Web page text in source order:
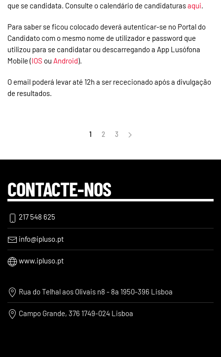
que se candidata. Consulte o calendário de candidaturasaqui.
Para saber se ficou colocado deverá autenticar-se no Portal do
Candidato com o mesmo nome de utilizador e password que
utilizou para se candidatar ou descarregando a App Lusófona
Mobile (IOS ou Android).
O email poderá levar até 12h a ser rececionado após a divulgação
de resultados.
1 2 3
CONTACTE-NOS
217 548 625
info@ipluso.pt
www.ipluso.pt
Rua do Telhal aos Olivais n8 - 8a 1950-396 Lisboa
Campo Grande, 376 1749-024 Lisboa